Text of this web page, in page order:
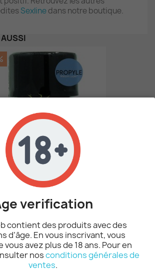
Sexlinedans notre boutique.
Poppers Magnum Propyle...
AJOUTER AU PANIER
verification
contient des produits avec des
d’âge. En vous inscrivant, vous
avez plus de 18 ans. Pour en
nosconditions générales de
ventes.